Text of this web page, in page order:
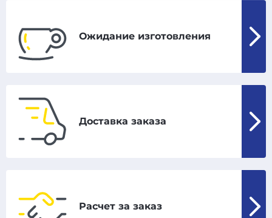
Ожидание изготовления
Доставка заказа
Расчет за заказ